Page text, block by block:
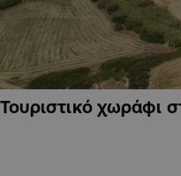
Τουριστικό χωράφι